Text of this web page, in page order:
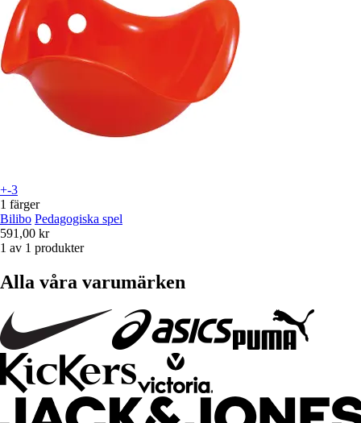
+-3
1 färger
Bilibo Pedagogiska spel
591,00 kr
1 av 1 produkter
Alla våra varumärken